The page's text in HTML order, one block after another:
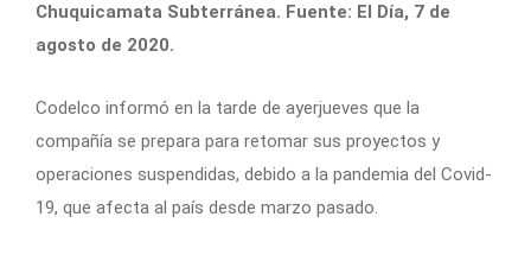
Chuquicamata Subterránea. Fuente: El Día, 7 de
agosto de 2020.
Codelco informó en la tarde de ayerjueves que la
compañía se prepara para retomar sus proyectos y
operaciones suspendidas, debido a la pandemia del Covid-
19, que afecta al país desde marzo pasado.